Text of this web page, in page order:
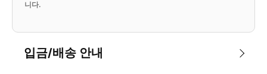
니다.
입금/배송 안내